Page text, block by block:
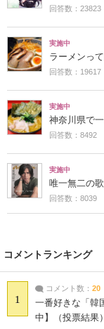
回答数：23823
実施中
ラーメンっ
回答数：19617
実施中
神奈川県で
回答数：8492
実施中
唯一無二の
回答数：8039
コメントランキング
1
コメント数： 20
一番好きな「韓
中】（投票結果